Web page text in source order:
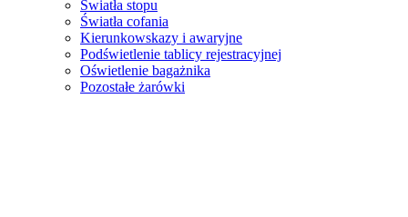
Światła stopu
Światła cofania
Kierunkowskazy i awaryjne
Podświetlenie tablicy rejestracyjnej
Oświetlenie bagażnika
Pozostałe żarówki